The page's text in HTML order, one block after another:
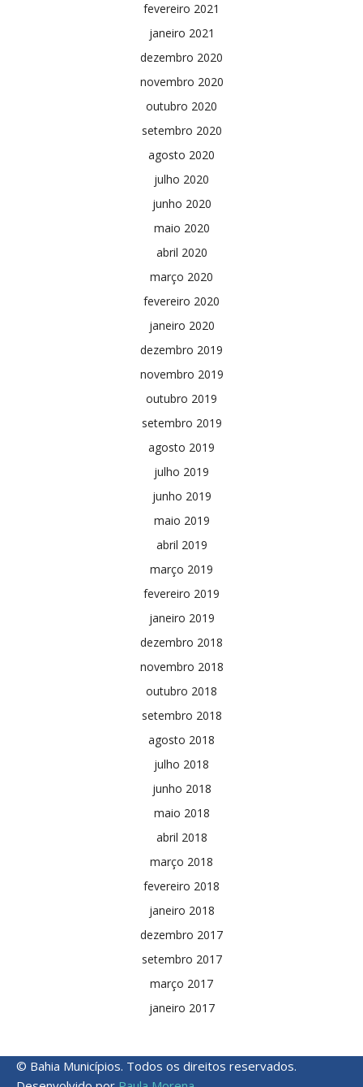
fevereiro 2021
janeiro 2021
dezembro 2020
novembro 2020
outubro 2020
setembro 2020
agosto 2020
julho 2020
junho 2020
maio 2020
abril 2020
março 2020
fevereiro 2020
janeiro 2020
dezembro 2019
novembro 2019
outubro 2019
setembro 2019
agosto 2019
julho 2019
junho 2019
maio 2019
abril 2019
março 2019
fevereiro 2019
janeiro 2019
dezembro 2018
novembro 2018
outubro 2018
setembro 2018
agosto 2018
julho 2018
junho 2018
maio 2018
abril 2018
março 2018
fevereiro 2018
janeiro 2018
dezembro 2017
setembro 2017
março 2017
janeiro 2017
© Bahia Municípios. Todos os direitos reservados.